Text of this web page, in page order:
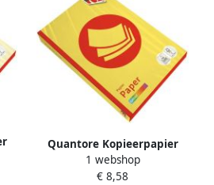
Quantore Kopieerpapier
Colour A4 120gr zwavelgeel
250 vel
1 webshop
€ 8,58